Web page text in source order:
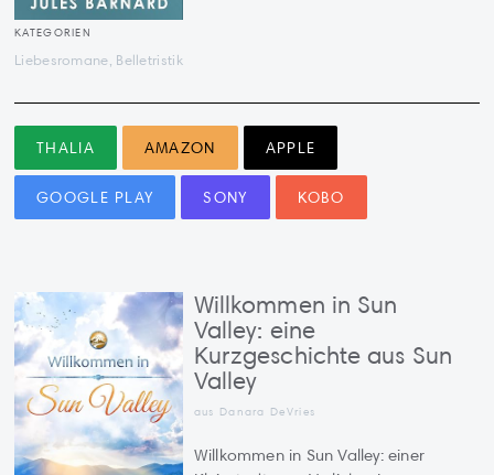
KATEGORIEN
Liebesromane, Belletristik
THALIA AMAZON APPLE
GOOGLE PLAY SONY KOBO
Willkommen in Sun
Valley: eine
Kurzgeschichte aus Sun
Valley
aus Danara DeVries
Willkommen in Sun Valley: einer